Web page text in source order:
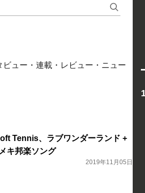
ュー・連載・レビュー・ニュー
Tennis、ラブワンダーランド +
キ邦楽ソング
2019年11月05日